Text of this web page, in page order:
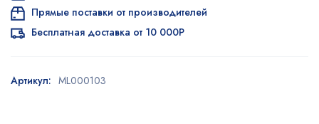
Прямые поставки от производителей
Бесплатная доставка от 10 000Р
Артикул: ML000103